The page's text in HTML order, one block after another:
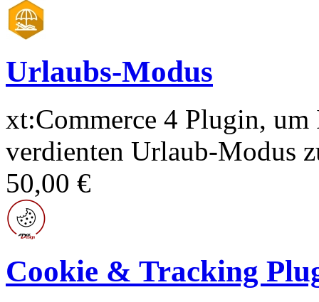
Urlaubs-Modus
xt:Commerce 4 Plugin,
verdienten Urlaub-Modus
50,00 €
Cookie & Tracking